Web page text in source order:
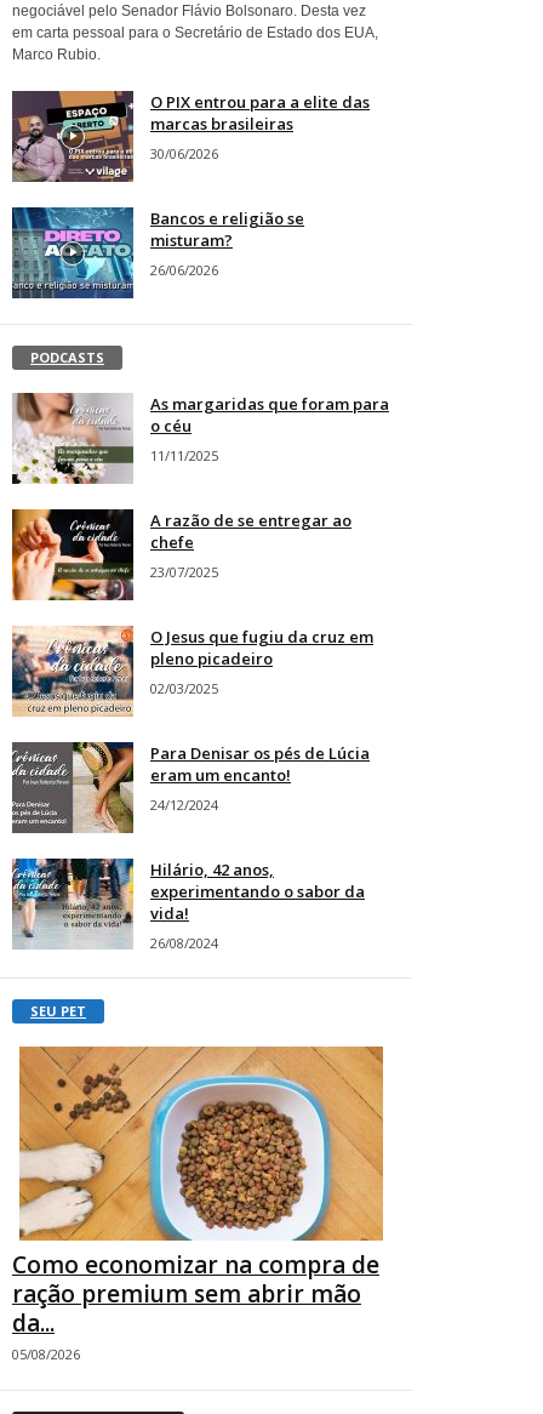
negociável pelo Senador Flávio Bolsonaro. Desta vez
em carta pessoal para o Secretário de Estado dos EUA,
Marco Rubio.
O PIX entrou para a elite das
marcas brasileiras
30/06/2026
Bancos e religião se
misturam?
26/06/2026
PODCASTS
As margaridas que foram para
o céu
11/11/2025
A razão de se entregar ao
chefe
23/07/2025
O Jesus que fugiu da cruz em
pleno picadeiro
02/03/2025
Para Denisar os pés de Lúcia
eram um encanto!
24/12/2024
Hilário, 42 anos,
experimentando o sabor da
vida!
26/08/2024
SEU PET
Como economizar na compra de
ração premium sem abrir mão
da...
05/08/2026